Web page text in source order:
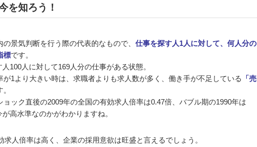
を知ろう！
景気判断を行う際の代表的なもので、 仕事を探す人1人に対して、何人分の
標です。
100人に対して169人分の仕事がある状態。
が1より大きい時は、求職者よりも求人数が多く、働き手が不足している
「売
ョック直後の2009年の全国の有効求人倍率は0.47倍、バブル期の1990年は
高水準なのかがわかりますね。
求人倍率は高く、企業の採用意欲は旺盛と言えるでしょう。